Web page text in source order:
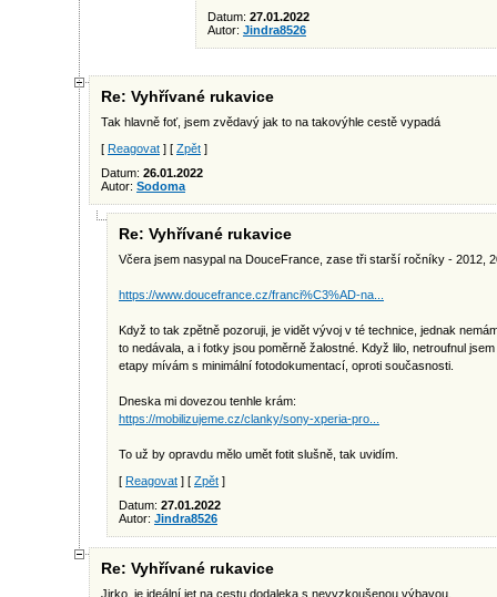
Datum: 27.01.2022
Autor: Jindra8526
Re: Vyhřívané rukavice
Tak hlavně foť, jsem zvědavý jak to na takovýhle cestě vypadá
[ Reagovat ] [ Zpět ]
Datum: 26.01.2022
Autor: Sodoma
Re: Vyhřívané rukavice
Včera jsem nasypal na DouceFrance, zase tři starší ročníky - 2012,
https://www.doucefrance.cz/franci%C3%AD-na...
Když to tak zpětně pozoruji, je vidět vývoj v té technice, jednak
to nedávala, a i fotky jsou poměrně žalostné. Když lilo, netroufnul
etapy mívám s minimální fotodokumentací, oproti současnosti.
Dneska mi dovezou tenhle krám:
https://mobilizujeme.cz/clanky/sony-xperia-pro...
To už by opravdu mělo umět fotit slušně, tak uvidím.
[ Reagovat ] [ Zpět ]
Datum: 27.01.2022
Autor: Jindra8526
Re: Vyhřívané rukavice
Jirko, je ideální jet na cestu dodaleka s nevyzkoušenou výbavou.